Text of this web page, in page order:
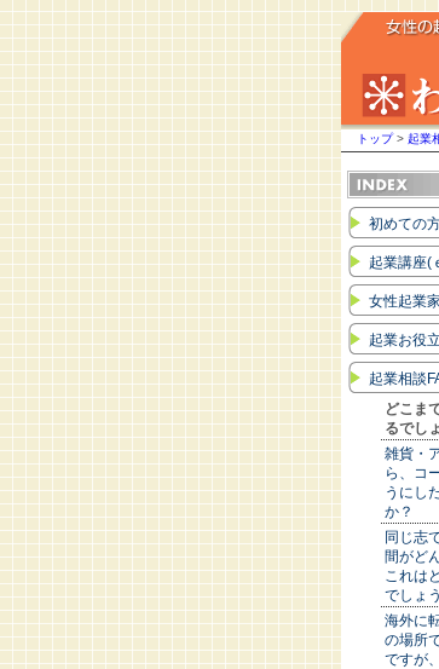
トップ> 起業
初めての
起業講座(
女性起業
起業お役
起業相談
どこま
るでし
雑貨・
ら、コ
うにし
か？
同じ志
間がど
これは
でしょ
海外に
の場所
ですが